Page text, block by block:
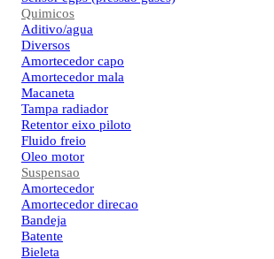
Quimicos
Aditivo/agua
Diversos
Amortecedor capo
Amortecedor mala
Macaneta
Tampa radiador
Retentor eixo piloto
Fluido freio
Oleo motor
Suspensao
Amortecedor
Amortecedor direcao
Bandeja
Batente
Bieleta